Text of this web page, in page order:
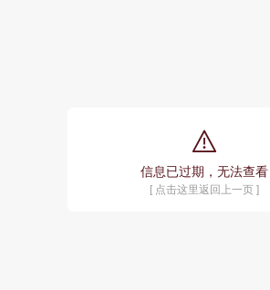
tip:
信息已过期，无法查看
[ 点击这里返回上一页 ]